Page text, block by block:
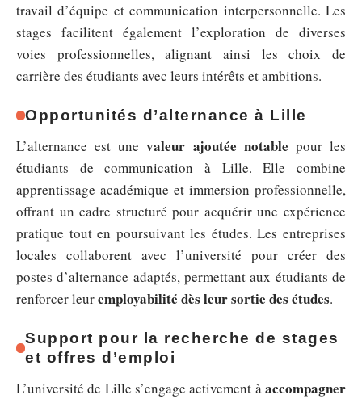
travail d’équipe et communication interpersonnelle. Les
stages facilitent également l’exploration de diverses
voies professionnelles, alignant ainsi les choix de
carrière des étudiants avec leurs intérêts et ambitions.
Opportunités d’alternance à Lille
L’alternance est unevaleur ajoutée notable pour les
étudiants de communication à Lille. Elle combine
apprentissage académique et immersion professionnelle,
offrant un cadre structuré pour acquérir une expérience
pratique tout en poursuivant les études. Les entreprises
locales collaborent avec l’université pour créer des
postes d’alternance adaptés, permettant aux étudiants de
renforcer leuremployabilité dès leur sortie des études.
Support pour la recherche de stages
et offres d’emploi
L’université de Lille s’engage activement àaccompagner